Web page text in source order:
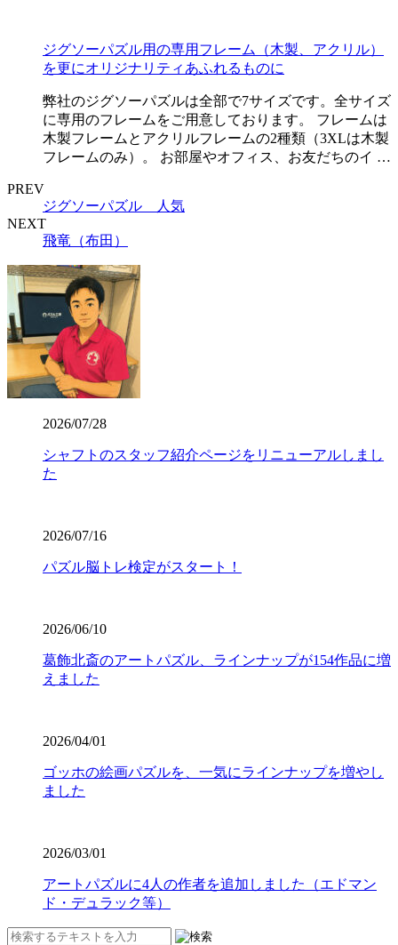
ジグソーパズル用の専用フレーム（木製、アクリル）
を更にオリジナリティあふれるものに
弊社のジグソーパズルは全部で7サイズです。全サイズ
に専用のフレームをご用意しております。 フレームは
木製フレームとアクリルフレームの2種類（3XLは木製
フレームのみ）。 お部屋やオフィス、お友だちのイ …
PREV
ジグソーパズル 人気
NEXT
飛竜（布田）
2026/07/28
シャフトのスタッフ紹介ページをリニューアルしまし
た
2026/07/16
パズル脳トレ検定がスタート！
2026/06/10
葛飾北斎のアートパズル、ラインナップが154作品に増
えました
2026/04/01
ゴッホの絵画パズルを、一気にラインナップを増やし
ました
2026/03/01
アートパズルに4人の作者を追加しました（エドマン
ド・デュラック等）